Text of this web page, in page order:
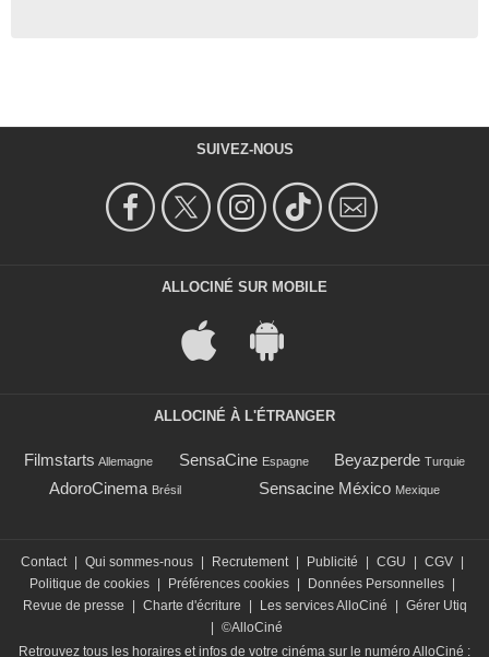
SUIVEZ-NOUS
ALLOCINÉ SUR MOBILE
ALLOCINÉ À L'ÉTRANGER
Filmstarts Allemagne SensaCine Espagne Beyazperde Turquie
AdoroCinema Brésil Sensacine México Mexique
Contact | Qui sommes-nous | Recrutement | Publicité | CGU | CGV |
Politique de cookies | Préférences cookies | Données Personnelles |
Revue de presse
| Charte d'écriture | Les services AlloCiné | Gérer Utiq
| ©AlloCiné
Retrouvez tous les horaires et infos de votre cinéma sur le numéro AlloCiné :